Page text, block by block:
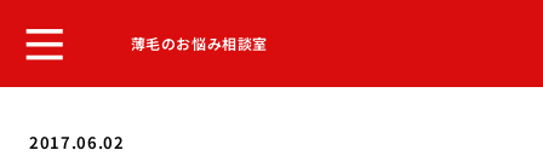
薄毛のお悩み相談室
2017.06.02